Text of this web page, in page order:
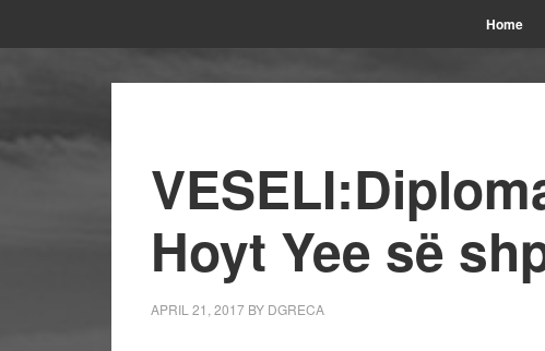
Home
Hoyt Yee së
APRIL 21, 2017 BY DGRECA